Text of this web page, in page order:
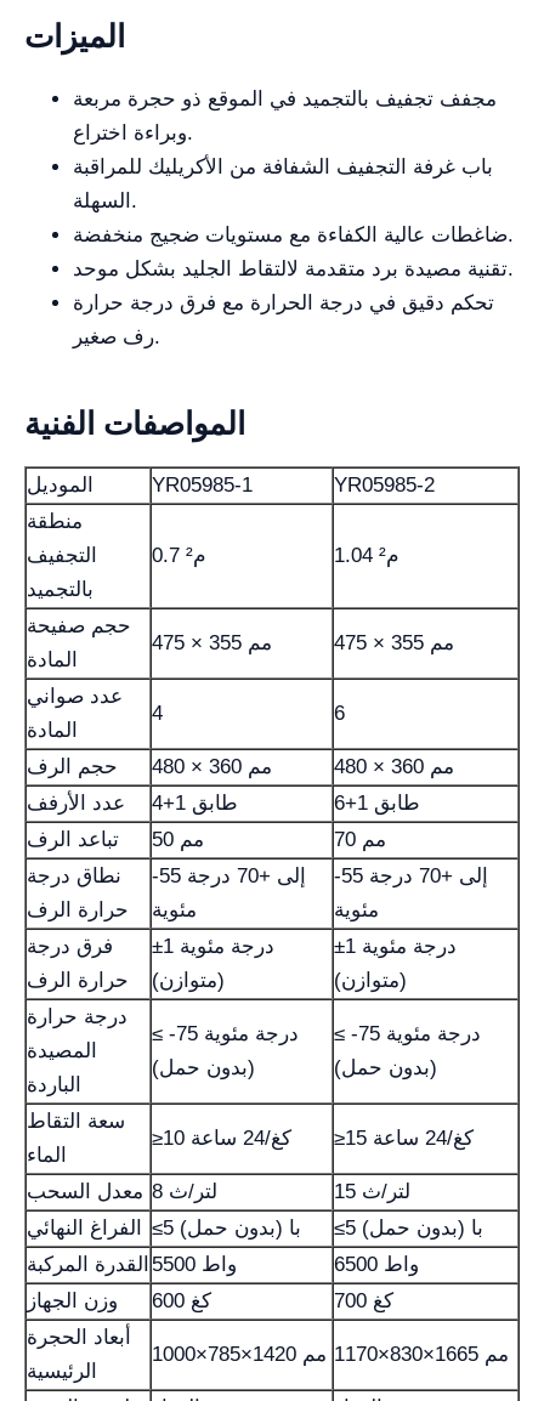
الميزات
مجفف تجفيف بالتجميد في الموقع ذو حجرة مربعة
وبراءة اختراع.
باب غرفة التجفيف الشفافة من الأكريليك للمراقبة
السهلة.
ضاغطات عالية الكفاءة مع مستويات ضجيج منخفضة.
تقنية مصيدة برد متقدمة لالتقاط الجليد بشكل موحد.
تحكم دقيق في درجة الحرارة مع فرق درجة حرارة
رف صغير.
المواصفات الفنية
الموديل YR05985-1
YR05985-2
منطقة
التجفيف
بالتجميد
0.7 م² 1.04 م²
حجم صفيحة
المادة
475 × 355 مم 475 × 355 مم
عدد صواني
المادة
4 6
حجم الرف 480 × 360 مم
480 × 360 مم
عدد الأرفف
4+1 طابق
6+1 طابق
تباعد الرف
50 مم
70 مم
نطاق درجة
حرارة الرف
-55 إلى +70 درجة
مئوية
-55 إلى +70 درجة
مئوية
فرق درجة
حرارة الرف
±1 درجة مئوية
(متوازن)
±1 درجة مئوية
(متوازن)
درجة حرارة
المصيدة
الباردة
≤ -75 درجة مئوية
(بدون حمل)
≤ -75 درجة مئوية
(بدون حمل)
سعة التقاط
الماء
≥10 كغ/24 ساعة ≥15 كغ/24 ساعة
معدل السحب 8 لتر/ث
15 لتر/ث
الفراغ النهائي
≤5 با (بدون حمل)
≤5 با (بدون حمل)
القدرة المركبة
5500 واط
6500 واط
وزن الجهاز
600 كغ
700 كغ
أبعاد الحجرة
الرئيسية
1000×785×1420 مم 1170×830×1665 مم